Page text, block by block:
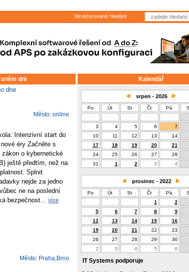
Strukturované hledání
dni
dne
Město: online
Intenzivní start do
éry Začněte s
o kybernetické
ještě předtím, než na
Splnit
nejde za jedno
ne na poslední
bezpečnost... více
Město: Praha,Brno
Kalendář
srpen - 2026
Po Út St Čt Pá
3
4 5 6 7
10
11 12 13 14
17
18 19 20 21
24
25 26 27 28
31
1 2 3 4
prosinec - 2022
Po Út St Čt Pá
1
2
5
6 7 8 9
12
13 14 15 16
19
20 21 22 23
26
27 28 29 30
2
3 4 5 6
IT Systems podporuje